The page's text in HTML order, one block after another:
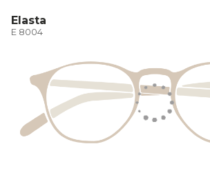
Elasta
E 8004